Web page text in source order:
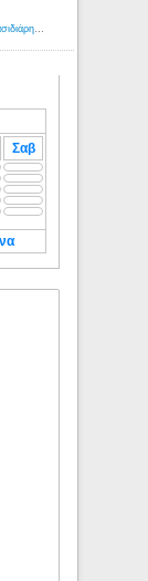
Αμερικανοί ρατσιστές αναρωτιούνται αν ο Ηλίας Κασιδιάρης ανήκει στη λευκή φυλή... - Λόγιος Ερμής
Σαβ